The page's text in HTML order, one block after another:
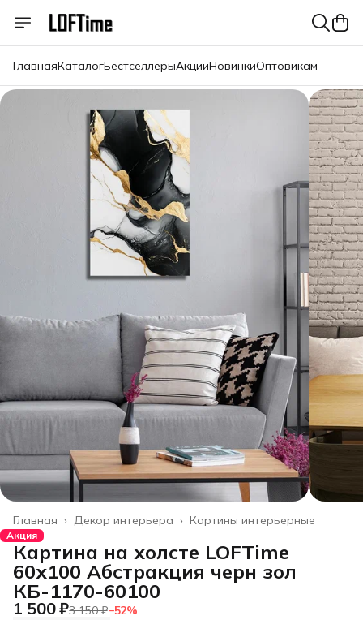
ГлавнаяКаталогБестселлерыАкцииНовинкиОптовикам
Картины интерьерные
Декор интерьера ›
Главная ›
Акция
Картина на холсте LOFTime
60х100 Абстракция черн зол
КБ-1170-60100
1 500 ₽3 150 ₽−52%